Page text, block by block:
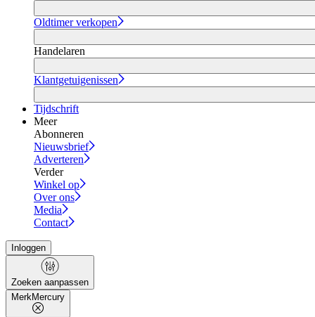
Oldtimer verkopen
Handelaren
Klantgetuigenissen
Tijdschrift
Meer
Abonneren
Nieuwsbrief
Adverteren
Verder
Winkel op
Over ons
Media
Contact
Inloggen
Zoeken aanpassen
MerkMercury